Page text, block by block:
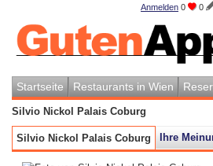
Anmelden 0 0
Startseite Restaurants in Wien
Silvio Nickol Palais Coburg
Silvio Nickol Palais Coburg Ihre